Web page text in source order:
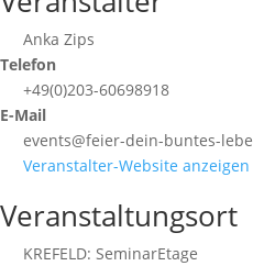
Anka Zips
Telefon
+49(0)203-60698918
E-Mail
events@feier-dein-buntes-
Veranstalter-Website anzeigen
Veranstaltungsort
KREFELD: SeminarEtage